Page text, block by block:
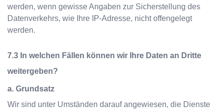
werden, wenn gewisse Angaben zur Sicherstellung des
Datenverkehrs, wie Ihre IP-Adresse, nicht offengelegt
werden.
In welchen Fällen können wir Ihre Daten an Dritte
weitergeben?
a. Grundsatz
Wir sind unter Umständen darauf angewiesen, die Dienste